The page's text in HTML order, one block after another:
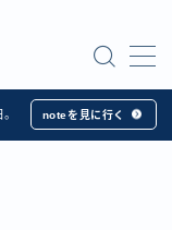
noteを見に行く